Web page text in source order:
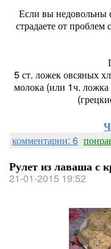
Если вы
страдаете от
5 ст. ложек овсяных
молока (или 1ч.
комментарии: 6
Рулет из лаваша с
21-01-2015 19:52